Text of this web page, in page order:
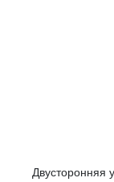
Двусторонняя